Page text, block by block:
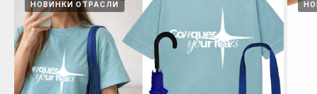
НОВИНКИ ОТРАСЛИ